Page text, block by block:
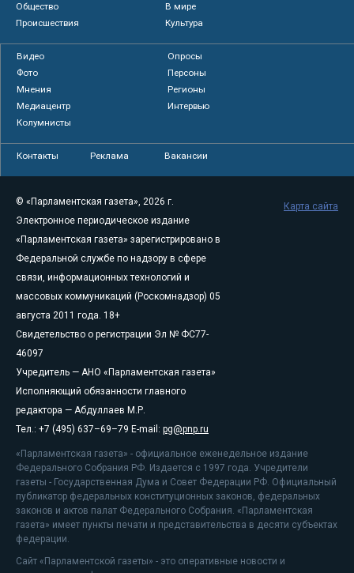
Общество
В мире
Происшествия
Культура
Видео
Опросы
Фото
Персоны
Мнения
Регионы
Медиацентр
Интервью
Колумнисты
Контакты Реклама Вакансии
© «Парламентская газета», 2026 г.
Электронное периодическое издание
«Парламентская газета» зарегистрировано в
Федеральной службе по надзору в сфере
связи, информационных технологий и
массовых коммуникаций (Роскомнадзор) 05
августа 2011 года. 18+
Свидетельство о регистрации Эл № ФС77-
46097
Учредитель — АНО «Парламентская газета»
Исполняющий обязанности главного
редактора — Абдуллаев М.Р.
Тел.: +7 (495) 637–69–79 E-mail: pg@pnp.ru
«Парламентская газета» - официальное еженедельное издание
Федерального Собрания РФ. Издается с 1997 года. Учредители
газеты - Государственная Дума и Совет Федерации РФ. Официальный
публикатор федеральных конституционных законов, федеральных
законов и актов палат Федерального Собрания. «Парламентская
газета» имеет пункты печати и представительства в десяти субъектах
федерации.
Сайт «Парламентской газеты» - это оперативные новости и
Карта сайта